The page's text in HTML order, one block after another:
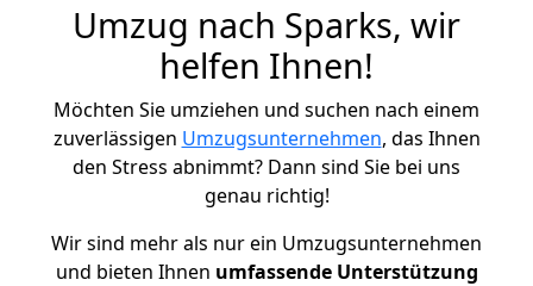
Umzug nach Sparks, wir
helfen Ihnen!
Möchten Sie umziehen und suchen nach einem
zuverlässigen Umzugsunternehmen, das Ihnen
den Stress abnimmt? Dann sind Sie bei uns
genau richtig!
Wir sind mehr als nur ein Umzugsunternehmen
und bieten Ihnen umfassende Unterstützung